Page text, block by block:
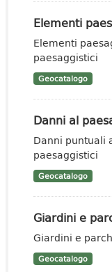
Elementi
Elementi
paesaggistici
Geocatalogo
Danni al
Danni puntuali
paesaggistici
Geocatalogo
Giardini e
Giardini e
Geocatalogo